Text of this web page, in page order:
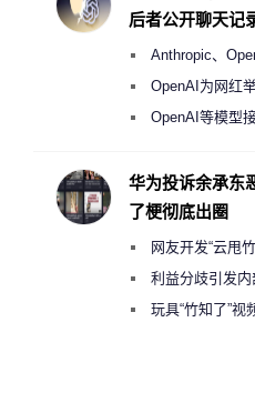
后者公开聊天记
Anthropic、
《人工智能法案》
OpenAI为网红
2000美元一晚 遭讽
OpenAI等模型
华为投诉余承东
了梗彻底出圈
网友开发“云甩
绕梁”利益分歧引发
曾将华为驻场工程
玩具“竹知了”